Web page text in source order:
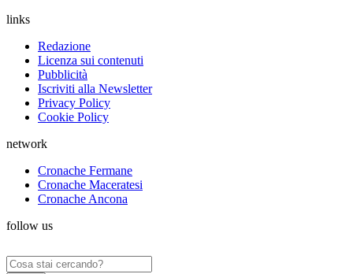
links
Redazione
Licenza sui contenuti
Pubblicità
Iscriviti alla Newsletter
Privacy Policy
Cookie Policy
network
Cronache Fermane
Cronache Maceratesi
Cronache Ancona
follow us
Ricerca